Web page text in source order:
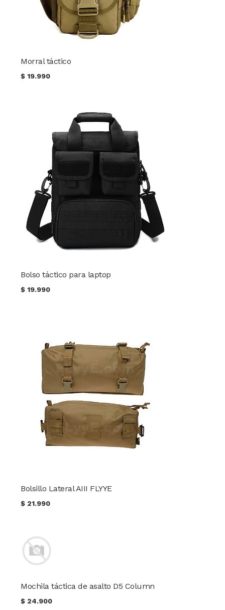
Morral táctico
$19.990
Bolso táctico para laptop
$19.990
Bolsillo Lateral AIII FLYYE
$ 21.990
Mochila táctica de asalto D5 Column
$ 24.900